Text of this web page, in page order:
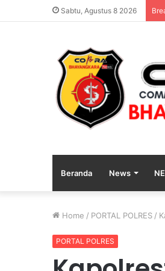
Sabtu, Agustus 8 2026
Beranda News
Home / PORTAL POLRES /
PORTAL POLRES